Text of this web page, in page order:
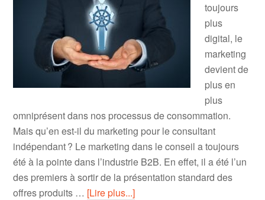
toujours
plus
digital, le
marketing
devient de
plus en
plus
omniprésent dans nos processus de consommation.
Mais qu’en est-il du marketing pour le consultant
indépendant ? Le marketing dans le conseil a toujours
été à la pointe dans l’industrie B2B. En effet, il a été l’un
des premiers à sortir de la présentation standard des
offres produits … [Lire plus...]